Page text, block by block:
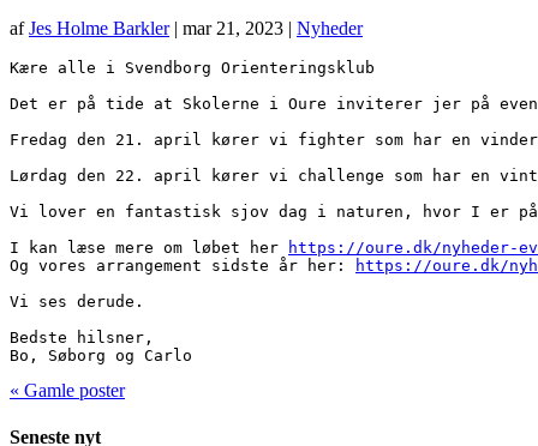
afJes Holme Barkler| mar 21, 2023 | Nyheder
Kære alle i Svendborg Orienteringsklub
Det er på tide at Skolerne i Oure inviterer jer på
Fredag den 21. april kører vi fighter som har en
Lørdag den 22. april kører vi challenge som har en
Vi lover en fantastisk sjov dag i naturen, hvor I er
I kan læse mere om løbet her
https://oure.dk/nyheder-
Og vores arrangement sidste år her:
https://oure.dk/
Vi ses derude.
Bedste hilsner,
Bo, Søborg og Carlo
« Gamle poster
Seneste nyt